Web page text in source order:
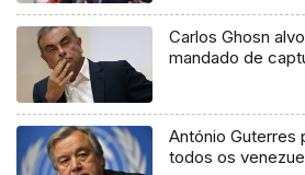
Carlos Ghosn
mandado de
António
todos os